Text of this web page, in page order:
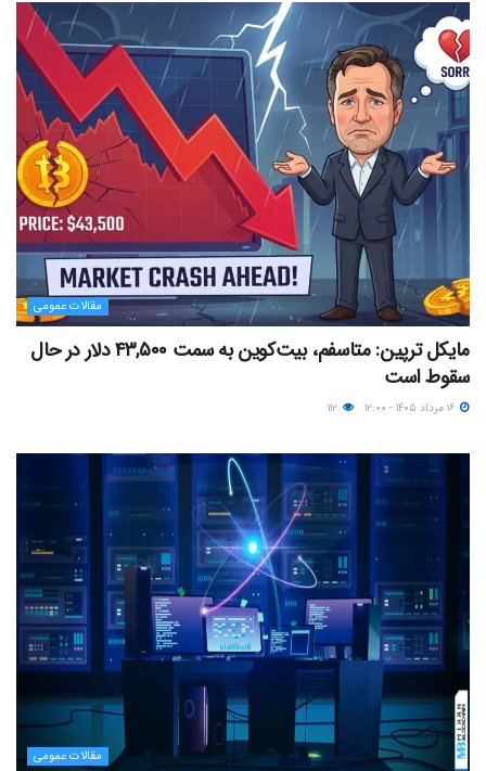
مقالات عمومی
مایکل ترپین: متاسفم، بیت‌کوین به سمت ۴۳,۵۰۰ دلار در حال
سقوط است
مقالات عمومی